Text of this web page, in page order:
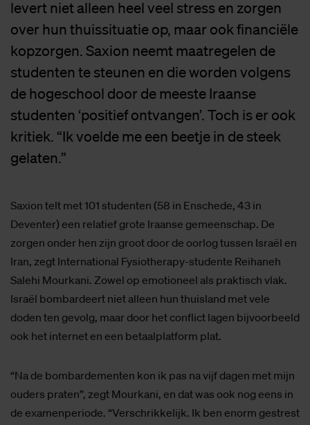
levert niet alleen heel veel stress en zorgen
over hun thuissituatie op, maar ook financiële
kopzorgen. Saxion neemt maatregelen de
studenten te steunen en die worden volgens
de hogeschool door de meeste Iraanse
studenten ‘positief ontvangen’. Toch is er ook
kritiek. “Ik voelde me een beetje in de steek
gelaten.”
Saxion telt met 101 studenten (58 in Enschede, 43 in
Deventer) een relatief grote Iraanse gemeenschap. De
zorgen onder hen zijn groot door de oorlog tussen Israël en
Iran, zegt International Fysiotherapy-studente Reihaneh
Salehi Mourkani. Zowel op emotioneel als praktisch vlak.
Israël bombardeert niet alleen hun thuisland met vele
doden ten gevolg, maar door het conflict lagen bijvoorbeeld
ook het internet en een betaalplatform plat.
“Na de bombardementen kon ik pas na vijf dagen met mijn
ouders praten”, zegt Mourkani, en dat was ook nog eens in
de examenperiode. “Verschrikkelijk. Ik ben enorm gestrest